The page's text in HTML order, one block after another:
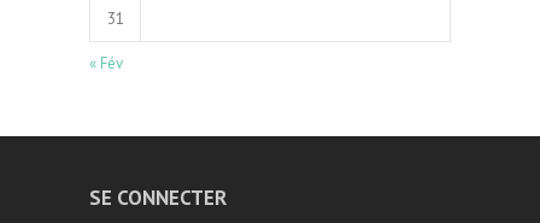
31
« Fév
SE CONNECTER